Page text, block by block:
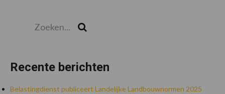
Recente berichten
Belastingdienst publiceert Landelijke Landbouwnormen 2025